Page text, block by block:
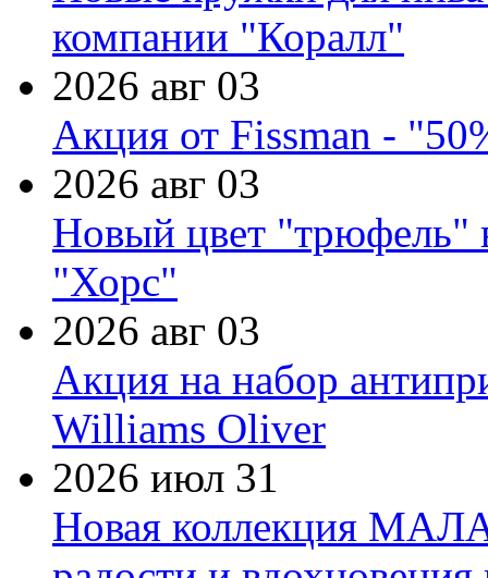
компании "Коралл"
2026 авг 03
Акция от Fissman -
2026 авг 03
Новый цвет "трюфель"
"Хорс"
2026 авг 03
Акция на набор
Williams Oliver
2026 июл 31
Новая коллекция